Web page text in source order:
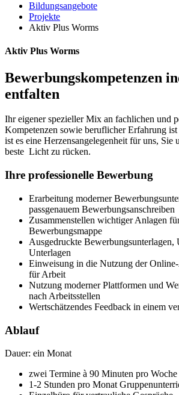
Bildungsangebote
Projekte
Aktiv Plus Worms
Aktiv Plus Worms
Bewerbungskompetenzen
entfalten
Ihr eigener spezieller Mix an fachlichen und
Kompetenzen sowie beruflicher Erfahrung
ist es eine Herzensangelegenheit für uns, Sie
beste Licht zu rücken.
Ihre professionelle Bewerbung
Erarbeitung moderner
passgenauem Bewerbungsanschreiben
Zusammenstellen wichtiger Anlagen
Bewerbungsmappe
Ausgedruckte
Unterlagen
Einweisung in die Nutzung der
für Arbeit
Nutzung moderner Plattformen und
nach Arbeitsstellen
Wertschätzendes Feedback in einem
Ablauf
Dauer: ein Monat
zwei Termine à 90 Minuten pro Woche
1-2 Stunden pro Monat